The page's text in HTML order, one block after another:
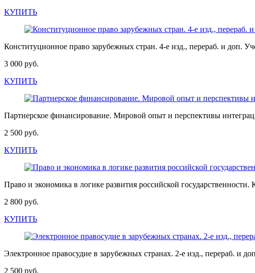
КУПИТЬ
Конституционное право зарубежных стран. 4-е изд., перераб. и
3 000 руб.
КУПИТЬ
Партнерское финансирование. Мировой опыт и перспективы
2 500 руб.
КУПИТЬ
Право и экономика в логике развития российской
2 800 руб.
КУПИТЬ
Электронное правосудие в зарубежных странах. 2-е изд.,
2 500 руб.